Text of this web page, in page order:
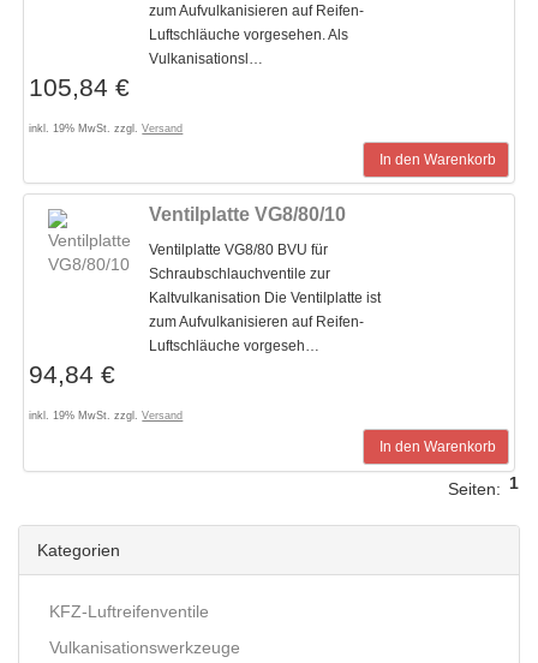
zum Aufvulkanisieren auf Reifen-
Luftschläuche vorgesehen. Als
Vulkanisationsl…
105,84 €
inkl. 19% MwSt. zzgl.Versand
In den Warenkorb
Ventilplatte VG8/80/10
Ventilplatte VG8/80 BVU für
Schraubschlauchventile zur
Kaltvulkanisation Die Ventilplatte ist
zum Aufvulkanisieren auf Reifen-
Luftschläuche vorgeseh…
94,84 €
inkl. 19% MwSt. zzgl.Versand
In den Warenkorb
1
Seiten:
Kategorien
KFZ-Luftreifenventile
Vulkanisationswerkzeuge